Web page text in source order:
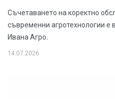
Съчетаването на коректно
съвременни агротехнологии е
Ивана Агро.
14.07.2026